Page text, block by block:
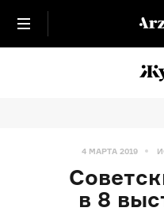
4 МАРТА 2019
в 8